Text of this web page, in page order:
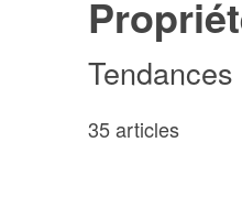
35 articles